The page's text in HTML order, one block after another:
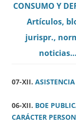
CONSUMO Y
Artículos,
jurispr.,
noticias…
07-XII.
06-XII. BOE
CARÁCTER